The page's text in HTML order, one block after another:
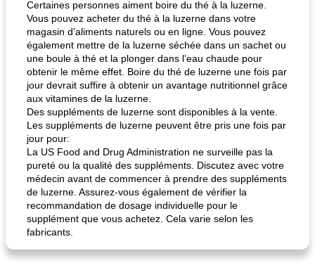
Certaines personnes aiment boire du thé à la luzerne.
Vous pouvez acheter du thé à la luzerne dans votre
magasin d’aliments naturels ou en ligne. Vous pouvez
également mettre de la luzerne séchée dans un sachet ou
une boule à thé et la plonger dans l’eau chaude pour
obtenir le même effet. Boire du thé de luzerne une fois par
jour devrait suffire à obtenir un avantage nutritionnel grâce
aux vitamines de la luzerne.
Des suppléments de luzerne sont disponibles à la vente.
Les suppléments de luzerne peuvent être pris une fois par
jour pour:
La US Food and Drug Administration ne surveille pas la
pureté ou la qualité des suppléments. Discutez avec votre
médecin avant de commencer à prendre des suppléments
de luzerne. Assurez-vous également de vérifier la
recommandation de dosage individuelle pour le
supplément que vous achetez. Cela varie selon les
fabricants.